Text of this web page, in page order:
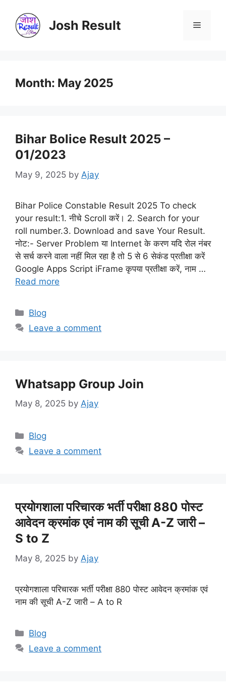
content
Josh Result Menu
Month: May 2025
Bihar Bolice Result 2025 –
01/2023
May 9, 2025 by Ajay
Bihar Police Constable Result 2025 To check
your result:1. नीचे Scroll करें। 2. Search for your
roll number.3. Download and save Your Result.
नोट:- Server Problem या Internet के करण यदि रोल नंबर
से सर्च करने वाला नहीं मिल रहा है तो 5 से 6 सेकंड प्रतीक्षा करें
Google Apps Script iFrame कृपया प्रतीक्षा करें, नाम …
Read more
Categories
Blog
Leave a comment
Whatsapp Group Join
May 8, 2025 by Ajay
Categories
Blog
Leave a comment
प्रयोगशाला परिचारक भर्ती परीक्षा 880 पोस्ट
आवेदन क्रमांक एवं नाम की सूची A-Z जारी –
S to Z
May 8, 2025 by Ajay
प्रयोगशाला परिचारक भर्ती परीक्षा 880 पोस्ट आवेदन क्रमांक एवं
नाम की सूची A-Z जारी – A to R
Categories
Blog
Leave a comment